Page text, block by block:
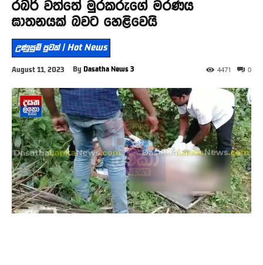
රබර් වත්තේ මුරකරුගේ මරණය
ඝාතනයක් බවට හෙළිවෙයි
උණුසුම් පුවත් | Hot News
August 11, 2023 By Dasatha News 3 0
4471